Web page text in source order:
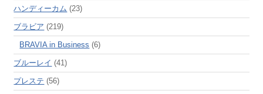
ハンディーカム (23)
ブラビア (219)
BRAVIA in Business (6)
ブルーレイ (41)
プレステ (56)